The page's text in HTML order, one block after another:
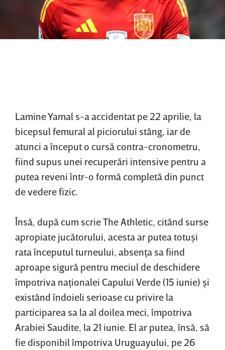
Lamine Yamal s-a accidentat pe 22 aprilie, la
bicepsul femural al piciorului stâng, iar de
atunci a început o cursă contra-cronometru,
fiind supus unei recuperări intensive pentru a
putea reveni într-o formă completă din punct
de vedere fizic.
Însă, după cum scrie The Athletic, citând surse
apropiate jucătorului, acesta ar putea totuşi
rata începutul turneului, absenţa sa fiind
aproape sigură pentru meciul de deschidere
împotriva naţionalei Capului Verde (15 iunie) şi
existând îndoieli serioase cu privire la
participarea sa la al doilea meci, împotriva
Arabiei Saudite, la 21 iunie. El ar putea, însă, să
fie disponibil împotriva Uruguayului, pe 26